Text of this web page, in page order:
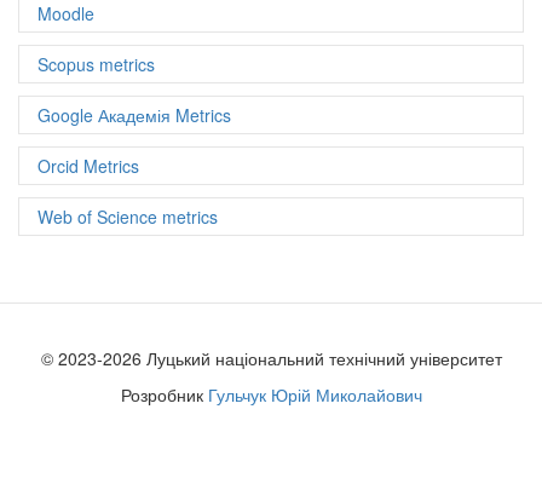
Moodle
Scopus metrics
Google Академія Metrics
Orcid Metrics
Web of Science metrics
© 2023-2026 Луцький національний технічний університет
Розробник Гульчук Юрій Миколайович